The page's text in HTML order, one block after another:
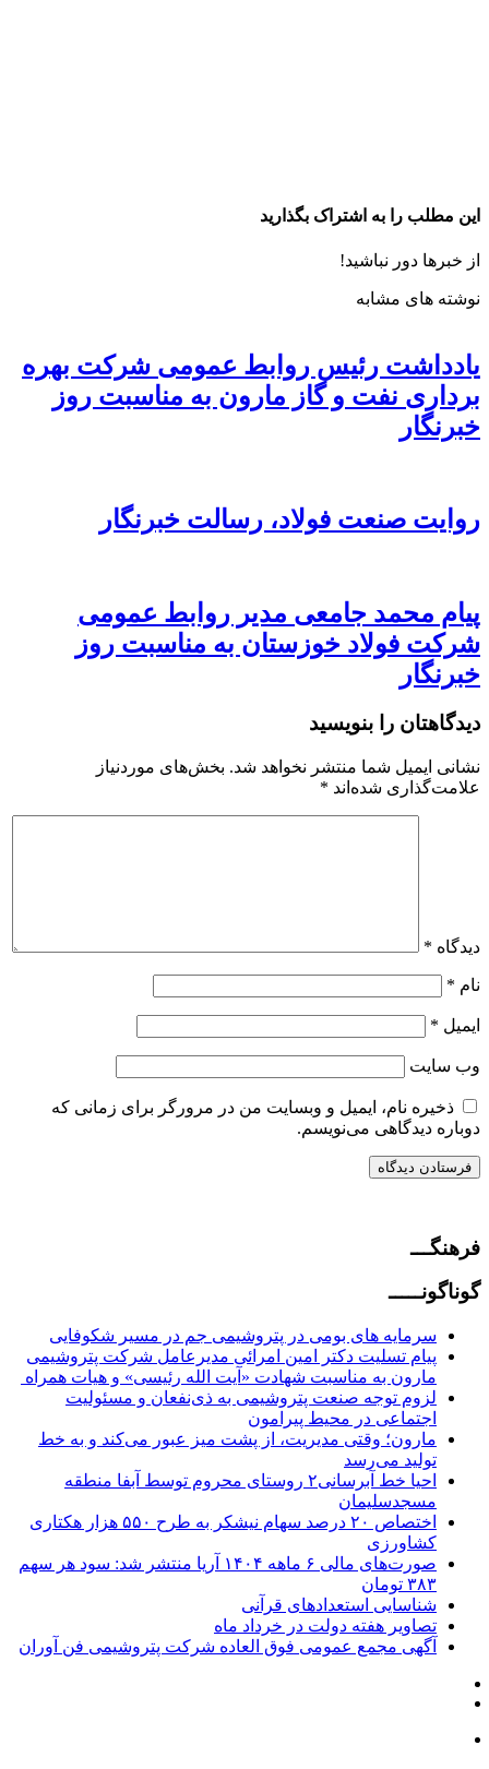
این مطلب را به اشتراک بگذارید
از خبرها دور نباشید!
نوشته های مشابه
یادداشت رئیس روابط عمومی شرکت بهره
برداری نفت و گاز مارون به مناسبت روز
خبرنگار
روایت صنعت فولاد،‌ رسالت خبرنگار
پیام محمد جامعی مدیر روابط عمومی
شرکت فولاد خوزستان به مناسبت روز
خبرنگار
دیدگاهتان را بنویسید
نشانی ایمیل شما منتشر نخواهد شد. بخش‌های موردنیاز
علامت‌گذاری شده‌اند *
دیدگاه *
نام *
ایمیل *
وب‌ سایت
ذخیره نام، ایمیل و وبسایت من در مرورگر برای زمانی که
دوباره دیدگاهی می‌نویسم.
فرهنگـــ
گوناگونـــــ
سرمایه های بومی در پتروشیمی جم در مسیر شکوفایی
پیام تسلیت دکتر امین امرائی مدیرعامل شرکت پتروشیمی
مارون به مناسبت شهادت «آیت الله رئیسی» و هیات همراه
لزوم توجه صنعت پتروشیمی به ذی‌نفعان و مسئولیت
اجتماعی در محیط پیرامون
مارون؛ وقتی مدیریت، از پشت میز عبور می‌کند و به خط
تولید می‌رسد
احیا خط آبرسانی۲ روستای محروم توسط آبفا منطقه
مسجدسلیمان
اختصاص ۲۰ درصد سهام نیشکر به طرح ۵۵۰ هزار هکتاری
کشاورزی
صورت‌های مالی ۶ ماهه ۱۴۰۴ آریا منتشر شد: سود هر سهم
۳۸۳ تومان
شناسایی استعدادهای قرآنی
تصاویر هفته دولت در خرداد ماه
آگهی مجمع عمومی فوق العاده شرکت پتروشیمی فن آوران